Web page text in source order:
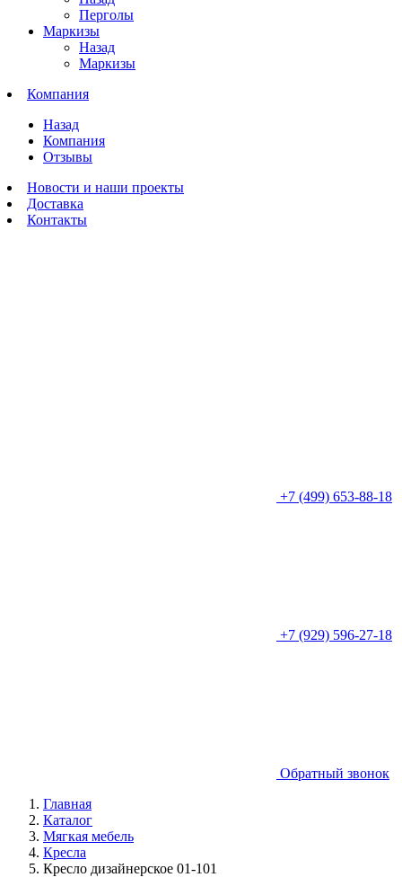
Перголы
Маркизы
Назад
Маркизы
Компания
Назад
Компания
Отзывы
Новости и наши проекты
Доставка
Контакты
+7 (499) 653-88-18
+7 (929) 596-27-18
Обратный звонок
Главная
Каталог
Мягкая мебель
Кресла
Кресло дизайнерское 01-101